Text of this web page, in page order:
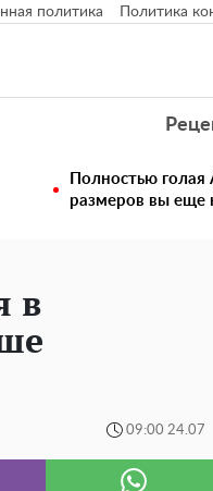
политика Политика
Полностью
размеров вы еще
в
09:00 24.07